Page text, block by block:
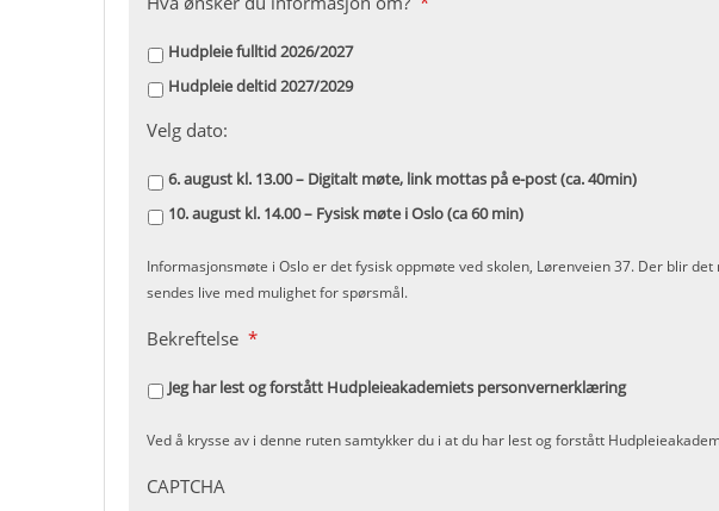
Hudpleie fulltid 2026/2027
Hudpleie deltid 2027/2029
Velg dato:
6. august kl. 13.00 – Digitalt møte, link mottas på e-post (ca. 40min)
10. august kl. 14.00 – Fysisk møte i Oslo (ca 60 min)
Informasjonsmøte i Oslo er det fysisk oppmøte ved skolen, Lørenveien 37. Der blir
sendes live med mulighet for spørsmål.
Bekreftelse *
Jeg har lest og forstått Hudpleieakademiets personvernerklæring
Ved å krysse av i denne ruten samtykker du i at du har lest og forstått
CAPTCHA